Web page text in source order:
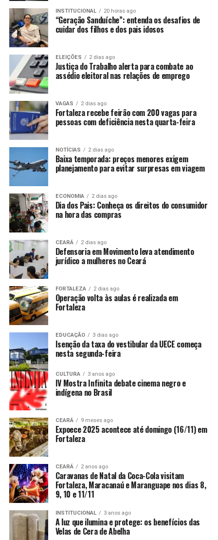
INSTITUCIONAL 20 horas ago
“Geração Sanduíche”: entenda os desafios de
cuidar dos filhos e dos pais idosos
ELEIÇÕES 2 dias ago
Justiça do Trabalho alerta para combate ao
assédio eleitoral nas relações de emprego
VAGAS 2 dias ago
Fortaleza recebe feirão com 200 vagas para
pessoas com deficiência nesta quarta-feira
NOTÍCIAS 2 dias ago
Baixa temporada: preços menores exigem
planejamento para evitar surpresas em viagem
ECONOMIA 2 dias ago
Dia dos Pais: Conheça os direitos do consumidor
na hora das compras
CEARÁ 2 dias ago
Defensoria em Movimento leva atendimento
jurídico a mulheres no Ceará
FORTALEZA 2 dias ago
Operação volta às aulas é realizada em
Fortaleza
EDUCAÇÃO 3 dias ago
Isenção da taxa do vestibular da UECE começa
nesta segunda-feira
CULTURA 3 anos ago
IV Mostra Infinita debate cinema negro e
indígena no Brasil
CEARÁ 9 meses ago
Expoece 2025 acontece até domingo (16/11) em
Fortaleza
CEARÁ 2 anos ago
Caravanas de Natal da Coca-Cola visitam
Fortaleza, Maracanaú e Maranguape nos dias 8,
9, 10 e 11/11
INSTITUCIONAL 3 anos ago
A luz que ilumina e protege: os benefícios das
Velas de Cera de Abelha